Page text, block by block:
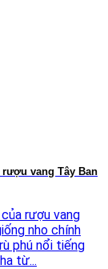
vang Tây Ban
rượu vang
nho chính
phú nổi tiếng
từ...